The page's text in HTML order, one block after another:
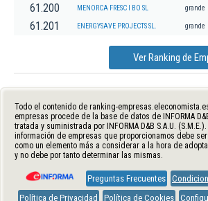
61.200 MENORCA FRESC I BO SL grande
61.201 ENERGYSAVE PROJECTS SL. grande
Ver Ranking de
Todo el contenido de ranking-
empresas procede de la base de datos de INFORMA
tratada y suministrada por INFORMA D&B S.A.U.
información de empresas que proporcionamos debe
como un elemento más a considerar a la hora de
y no debe por tanto determinar las mismas.
Preguntas Frecuentes
Política de Privacidad
Política de Cookies